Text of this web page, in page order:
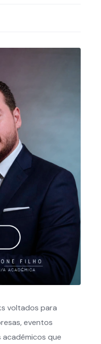
voltados para
eventos
que